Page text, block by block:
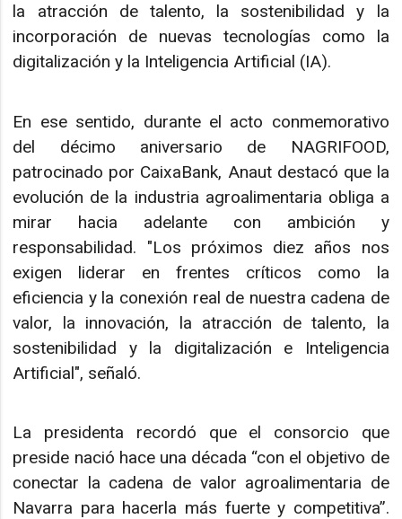
la atracción de talento, la sostenibilidad y la
incorporación de nuevas tecnologías como la
digitalización y la Inteligencia Artificial (IA).
En ese sentido, durante el acto conmemorativo
del décimo aniversario de NAGRIFOOD,
patrocinado por CaixaBank, Anaut destacó que la
evolución de la industria agroalimentaria obliga a
mirar hacia adelante con ambición y
responsabilidad. "Los próximos diez años nos
exigen liderar en frentes críticos como la
eficiencia y la conexión real de nuestra cadena de
valor, la innovación, la atracción de talento, la
sostenibilidad y la digitalización e Inteligencia
Artificial", señaló.
La presidenta recordó que el consorcio que
preside nació hace una década “con el objetivo de
conectar la cadena de valor agroalimentaria de
Navarra para hacerla más fuerte y competitiva”.